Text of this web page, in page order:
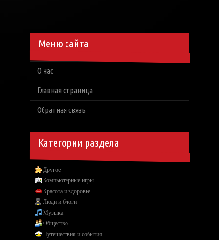
Меню сайта
О нас
Главная страница
Обратная связь
Категории раздела
Другое
Компьютерные игры
Красота и здоровье
Люди и блоги
Музыка
Общество
Путешествия и события